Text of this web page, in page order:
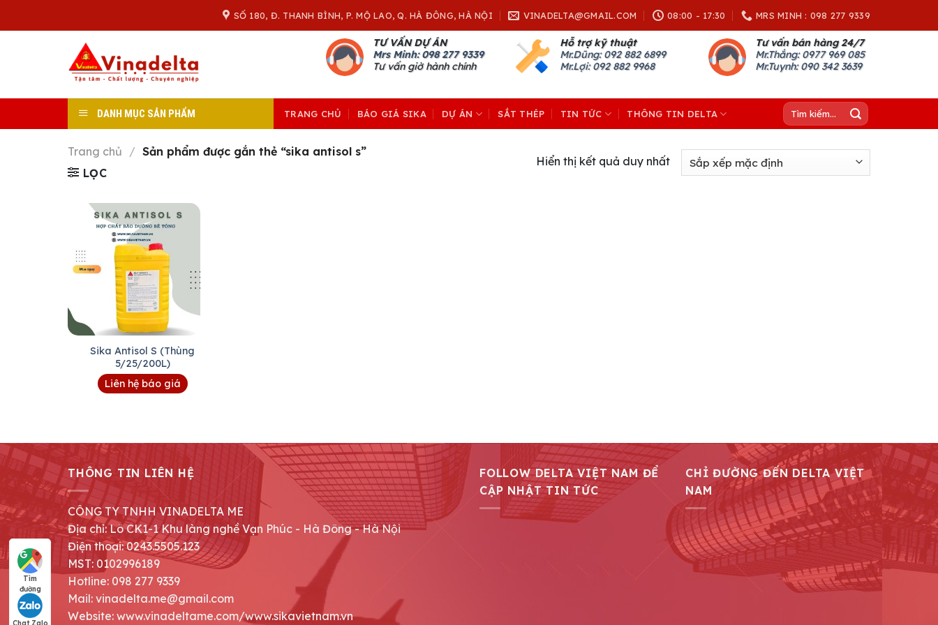
SỐ 180, Đ. THANH BÌNH, P. MỘ LAO, Q. HÀ ĐÔNG, HÀ NỘI VINADELTA@GMAIL.COM 08:00 - 17:30 MRS MINH : 098 277 9339
TƯ VẤN DỰ ÁN
Mrs Minh: 098 277 9339
Tư vấn giờ hành chính
Hỗ trợ kỹ thuật
Mr.Dũng:092 882 6899
Mr.Lợi: 092 882 9968
Tư vấn bán hàng 24/7
Mr.Thắng: 0977 969 085
Mr.Tuynh: 090 342 3639
DANH MỤC SẢN PHẨM TRANG CHỦ BÁO GIÁ SIKA DỰ ÁN SẮT THÉP TIN TỨC THÔNG TIN DELTA
Tìm
kiếm:
Trang chủ / Sản phẩm được gắn thẻ “sika antisol s”
LỌC
Hiển thị kết quả duy nhất
Sika Antisol S (Thùng
5/25/200L)
Liên hệ báo giá
THÔNG TIN LIÊN HỆ
CÔNG TY TNHH VINADELTA ME
Địa chỉ: Lô CK1-1 Khu làng nghề Vạn Phúc - Hà Đông - Hà Nội
Điện thoại: 0243.5505.123
MST: 0102996189
Hotline: 098 277 9339
Mail: vinadelta.me@gmail.com
Website: www.vinadeltame.com/www.sikavietnam.vn
FOLLOW DELTA VIỆT NAM ĐỂ
CẬP NHẬT TIN TỨC
CHỈ ĐƯỜNG ĐẾN DELTA VIỆT
NAM
Tìm
đường
Chat Zalo